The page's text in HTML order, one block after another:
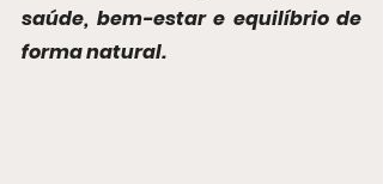
saúde, bem-estar e equilíbrio de
forma natural.